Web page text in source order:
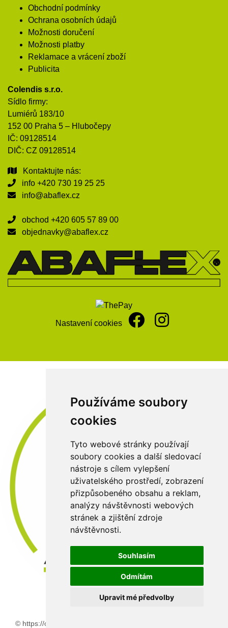
Používáme soubory
cookies
Tyto webové stránky používají
soubory cookies a další sledovací
nástroje s cílem vylepšení
uživatelského prostředí, zobrazení
přizpůsobeného obsahu a reklam,
analýzy návštěvnosti webových
stránek a zjištění zdroje
návštěvnosti.
Souhlasím
Odmítám
Upravit mé předvolby
Obchodní podmínky
Ochrana osobních údajů
Možnosti doručení
Možnosti platby
Reklamace a vrácení zboží
Publicita
Colendis s.r.o.
Sídlo firmy:
Lumiérů 183/10
152 00 Praha 5 – Hlubočepy
IČ: 09128514
DIČ: CZ 09128514
Kontaktujte nás:
info +420 730 19 25 25
info@abaflex.cz
obchod +420 605 57 89 00
objednavky@abaflex.cz
Nastavení cookies
© https://old.abaflex.cz 2026 |